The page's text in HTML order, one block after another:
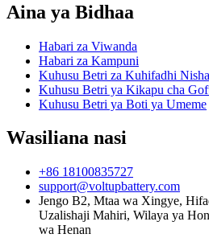
Aina ya Bidhaa
Habari za Viwanda
Habari za Kampuni
Kuhusu Betri za Kuhifadhi
Kuhusu Betri ya Kikapu cha
Kuhusu Betri ya Boti ya Umeme
Wasiliana nasi
+86 18100835727
support@voltupbattery.com
Jengo B2, Mtaa wa Xingye,
Uzalishaji Mahiri, Wilaya ya
wa Henan